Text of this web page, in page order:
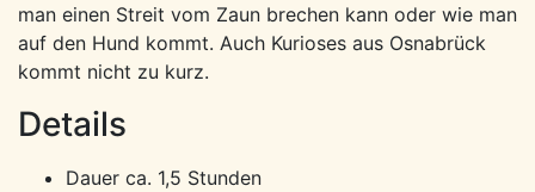
man einen Streit vom Zaun brechen kann oder wie man
auf den Hund kommt. Auch Kurioses aus Osnabrück
kommt nicht zu kurz.
Details
Dauer ca. 1,5 Stunden